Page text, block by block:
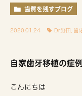
歯質を残すブログ
2020.01.24 Dr.野田 歯
自家歯牙移植の症
こんにちは